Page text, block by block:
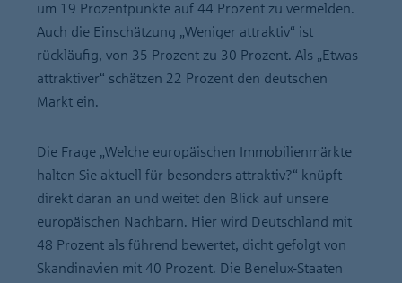
um 19 Prozentpunkte auf 44 Prozent zu vermelden.
Auch die Einschätzung „Weniger attraktiv“ ist
rückläufig, von 35 Prozent zu 30 Prozent. Als „Etwas
attraktiver“ schätzen 22 Prozent den deutschen
Markt ein.
Die Frage „Welche europäischen Immobilienmärkte
halten Sie aktuell für besonders attraktiv?“ knüpft
direkt daran an und weitet den Blick auf unsere
europäischen Nachbarn. Hier wird Deutschland mit
48 Prozent als führend bewertet, dicht gefolgt von
Skandinavien mit 40 Prozent. Die Benelux-Staaten